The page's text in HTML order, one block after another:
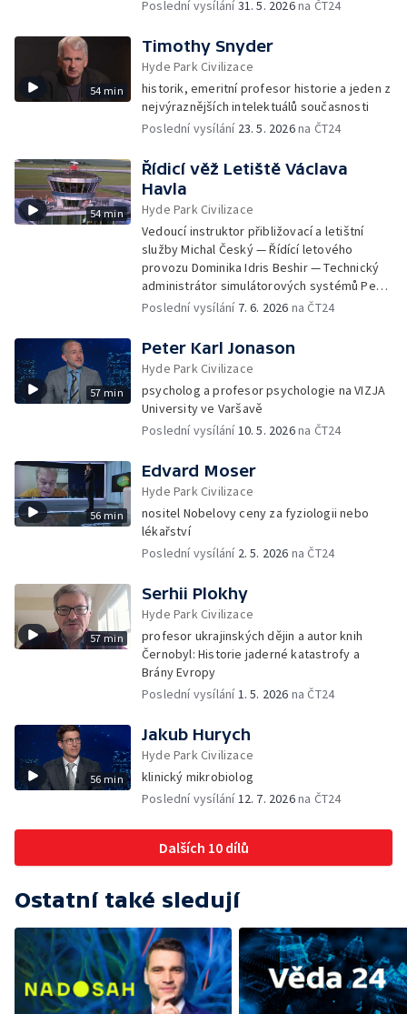
Poslední vysílání31. 5. 2026na ČT24
54 min
Timothy Snyder
Hyde Park Civilizace
historik, emeritní profesor historie a jeden z
nejvýraznějších intelektuálů současnosti
Poslední vysílání 23. 5. 2026na ČT24
54 min
Řídicí věž Letiště Václava
Havla
Hyde Park Civilizace
Vedoucí instruktor přibližovací a letištní
služby Michal Český — Řídící letového
provozu Dominika Idris Beshir — Technický
administrátor simulátorových systémů Petr
Dvořák a další
Poslední vysílání 7. 6. 2026 na ČT24
57 min
Peter Karl Jonason
Hyde Park Civilizace
psycholog a profesor psychologie na VIZJA
University ve Varšavě
Poslední vysílání10. 5. 2026na ČT24
56 min
Edvard Moser
Hyde Park Civilizace
nositel Nobelovy ceny za fyziologii nebo
lékařství
Poslední vysílání 2. 5. 2026 na ČT24
57 min
Serhii Plokhy
Hyde Park Civilizace
profesor ukrajinských dějin a autor knih
Černobyl: Historie jaderné katastrofy a
Brány Evropy
Poslední vysílání1. 5. 2026 na ČT24
56 min
Jakub Hurych
Hyde Park Civilizace
klinický mikrobiolog
Poslední vysílání12. 7. 2026na ČT24
Dalších 10 dílů
Ostatní také sledují